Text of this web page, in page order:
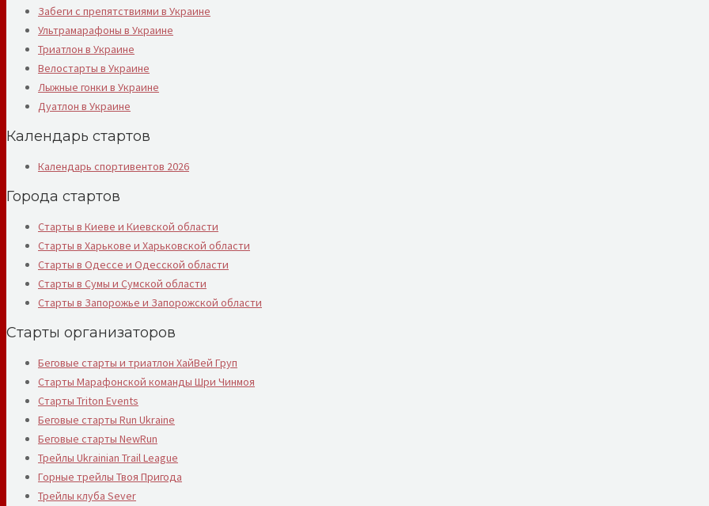
Забеги с препятствиями в Украине
Ультрамарафоны в Украине
Триатлон в Украине
Велостарты в Украине
Лыжные гонки в Украине
Дуатлон в Украине
Календарь стартов
Календарь спортивентов 2026
Города стартов
Старты в Киеве и Киевской области
Старты в Харькове и Харьковской области
Старты в Одессе и Одесской области
Старты в Сумы и Сумской области
Старты в Запорожье и Запорожской области
Старты организаторов
Беговые старты и триатлон ХайВей Груп
Старты Марафонской команды Шри Чинмоя
Старты Triton Events
Беговые старты Run Ukraine
Беговые старты NewRun
Трейлы Ukrainian Trail League
Горные трейлы Твоя Пригода
Трейлы клуба Sever